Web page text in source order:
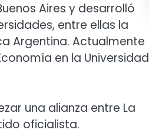
Aires y desarrolló
entre ellas la
Argentina. Actualmente
en la Universidad
una alianza entre La
oficialista.